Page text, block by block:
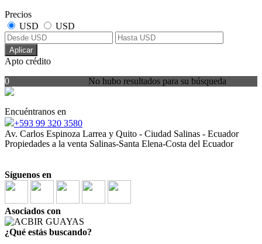
Precios
USD
USD
Aplicar
Apto crédito
No hubo resultados para su búsqueda
0
Encuéntranos en
+593 99 320 3580
Av. Carlos Espinoza Larrea y Quito - Ciudad Salinas - Ecuador
Propiedades a la venta Salinas-Santa Elena-Costa del Ecuador
Síguenos en
Asociados con
¿Qué estás buscando?